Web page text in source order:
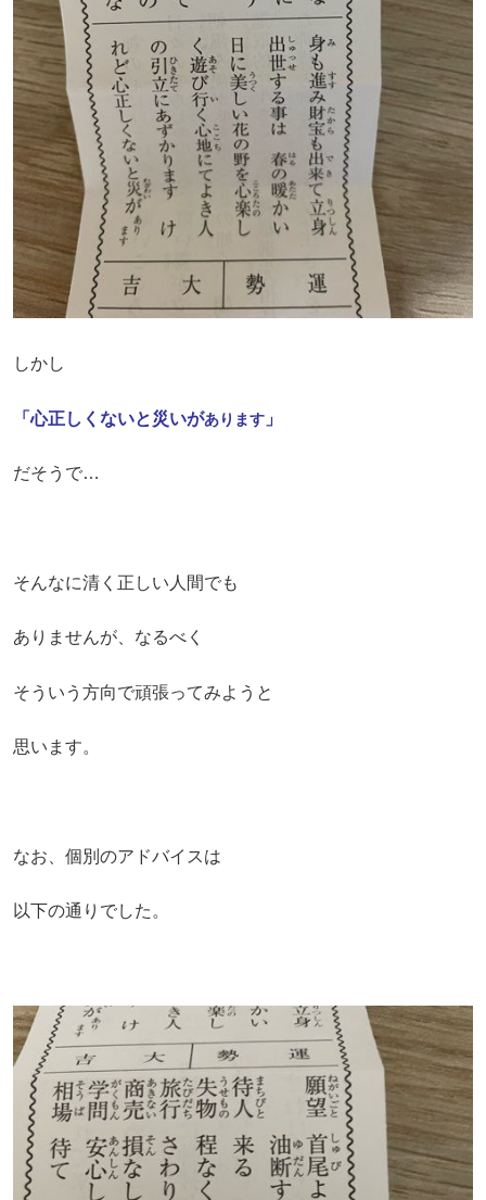
しかし
「心正しくないと災いがあります 」
だそうで…
そんなに清く正しい人間でも
ありませんが、なるべく
そういう方向で頑張ってみようと
思います。
なお、個別のアドバイスは
以下の通りでした。